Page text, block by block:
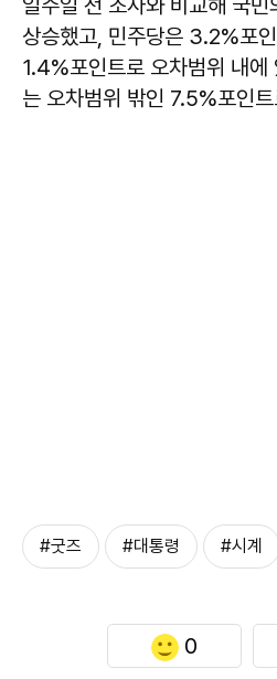
상승했고, 민주당은 3.2%포
1.4%포인트로 오차범위 내에
는 오차범위 밖인 7.5%포인
#굿즈 #대통령 #시계
0